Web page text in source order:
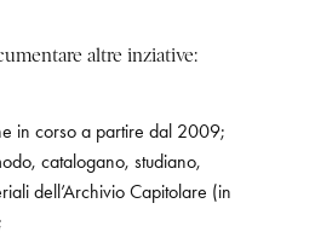
altre inziative:
in corso a partire dal 2009;
catalogano, studiano,
dell’Archivio Capitolare (in